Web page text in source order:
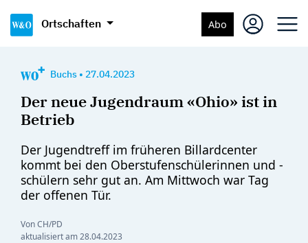
Ortschaften Abo
Buchs • 27.04.2023
Der neue Jugendraum «Ohio» ist in
Betrieb
Der Jugendtreff im früheren Billardcenter
kommt bei den Oberstufenschülerinnen und -
schülern sehr gut an. Am Mittwoch war Tag
der offenen Tür.
Von CH/PD
aktualisiert am28.04.2023